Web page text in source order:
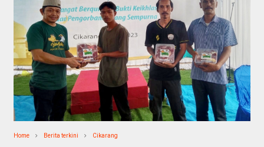
Home Berita terkini Cikarang